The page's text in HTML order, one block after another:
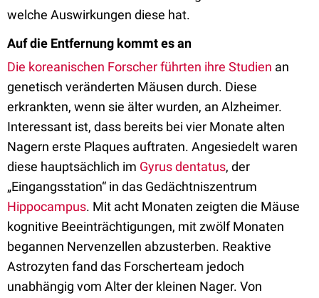
welche Auswirkungen diese hat.
Auf die Entfernung kommt es an
Die koreanischen Forscher führten ihre Studien an
genetisch veränderten Mäusen durch. Diese
erkrankten, wenn sie älter wurden, an Alzheimer.
Interessant ist, dass bereits bei vier Monate alten
Nagern erste Plaques auftraten. Angesiedelt waren
diese hauptsächlich im Gyrus dentatus, der
„Eingangsstation“ in das Gedächtniszentrum
Hippocampus. Mit acht Monaten zeigten die Mäuse
kognitive Beeinträchtigungen, mit zwölf Monaten
begannen Nervenzellen abzusterben. Reaktive
Astrozyten fand das Forscherteam jedoch
unabhängig vom Alter der kleinen Nager. Von